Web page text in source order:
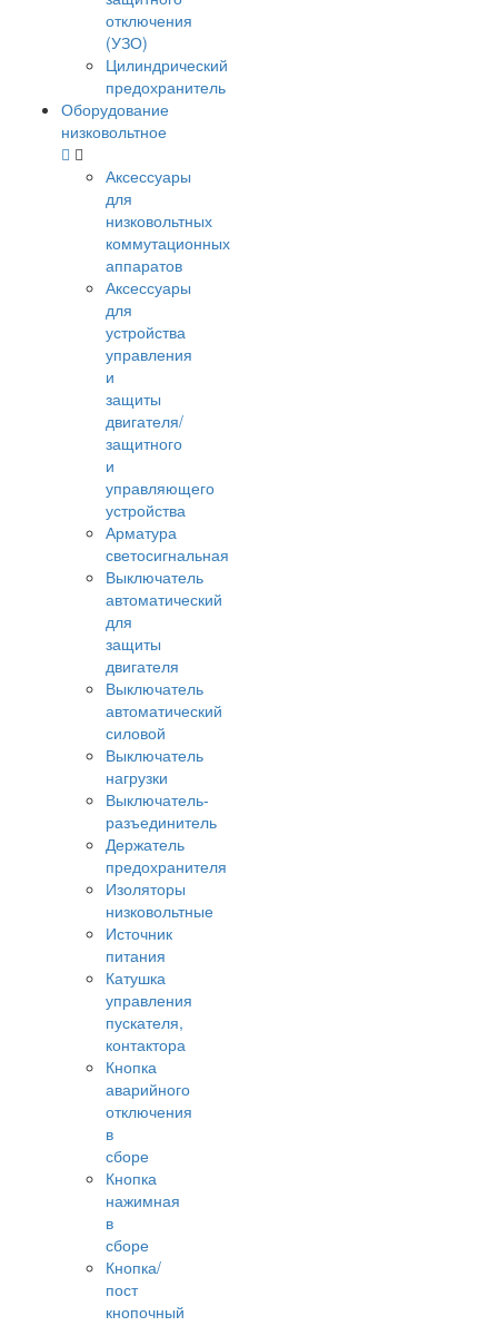
отключения
(УЗО)
Цилиндрический
предохранитель
Оборудование
низковольтное
Аксессуары
для
низковольтных
коммутационных
аппаратов
Аксессуары
для
устройства
управления
и
защиты
двигателя/
защитного
и
управляющего
устройства
Арматура
светосигнальная
Выключатель
автоматический
для
защиты
двигателя
Выключатель
автоматический
силовой
Выключатель
нагрузки
Выключатель-
разъединитель
Держатель
предохранителя
Изоляторы
низковольтные
Источник
питания
Катушка
управления
пускателя,
контактора
Кнопка
аварийного
отключения
в
сборе
Кнопка
нажимная
в
сборе
Кнопка/
пост
кнопочный